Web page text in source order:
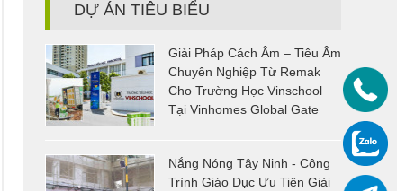
DỰ ÁN TIÊU BIỂU
Giải Pháp Cách Âm – Tiêu Âm
Chuyên Nghiệp Từ Remak
Cho Trường Học Vinschool
Tại Vinhomes Global Gate
Nắng Nóng Tây Ninh - Công
Trình Giáo Dục Ưu Tiên Giải